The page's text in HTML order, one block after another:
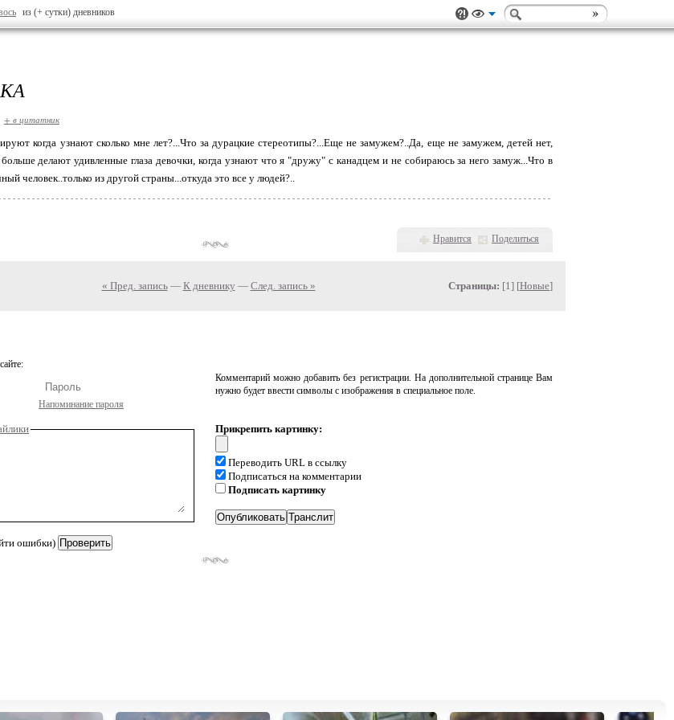
из (+ сутки) дневников
+ в цитатник
когда узнают сколько мне лет?...Что за дурацкие стереотипы?...Еще не замужем?..Да, еще не замужем, детей нет,
делают удивленные глаза девочки, когда узнают что я "дружу" с канадцем и не собираюсь за него замуж...Что в
человек..только из другой страны...откуда это все у людей?..
Нравится Поделиться
« Пред. запись— К дневнику — След. запись » Страницы: [1] [Новые]
Напоминание пароля
Комментарий можно добавить без регистрации. На дополнительной странице Вам
нужно будет ввести символы с изображения в специальное поле.
ошибки)
Прикрепить картинку:
Переводить URL в ссылку
Подписаться на комментарии
Подписать картинку